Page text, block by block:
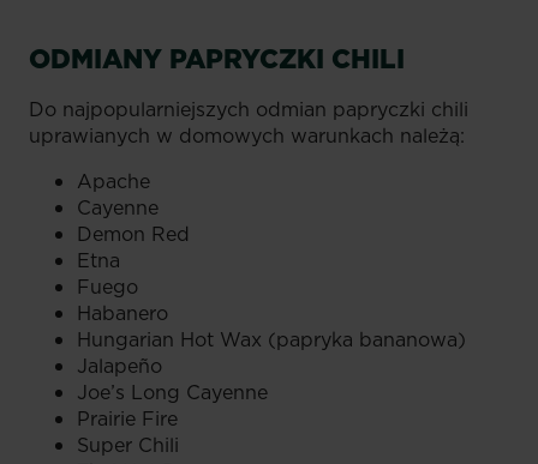
ODMIANY PAPRYCZKI CHILI
Do najpopularniejszych odmian papryczki chili
uprawianych w domowych warunkach należą:
Apache
Cayenne
Demon Red
Etna
Fuego
Habanero
Hungarian Hot Wax (papryka bananowa)
Jalapeño
Joe’s Long Cayenne
Prairie Fire
Super Chili